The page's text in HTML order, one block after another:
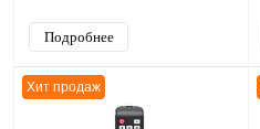
Подробнее
Хит продаж